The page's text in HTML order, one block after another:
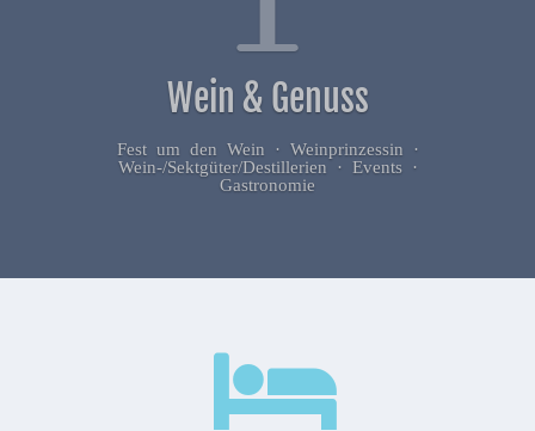
Wein & Genuss
Fest um den Wein · Weinprinzessin ·
Wein-/Sektgüter/Destillerien · Events ·
Gastronomie